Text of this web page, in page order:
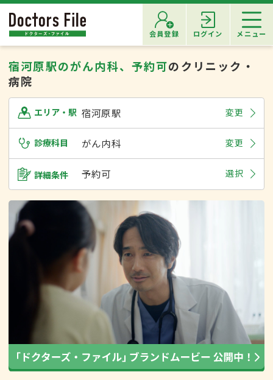
会員登録 ログイン メニュー
宿河原駅のがん内科、予約可のクリニック・
病院
エリア・駅 宿河原駅 変更
診療科目 がん内科 変更
詳細条件 予約可 選択